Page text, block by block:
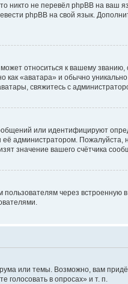
никто не перевёл phpBB на
phpBB на свой язык.
относиться к вашему
«аватара» и обычно
свяжитесь с
или идентифицируют
администратором.
значение вашего счётчика
через
или темы. Возможно, вам
в опросах» и т. п.